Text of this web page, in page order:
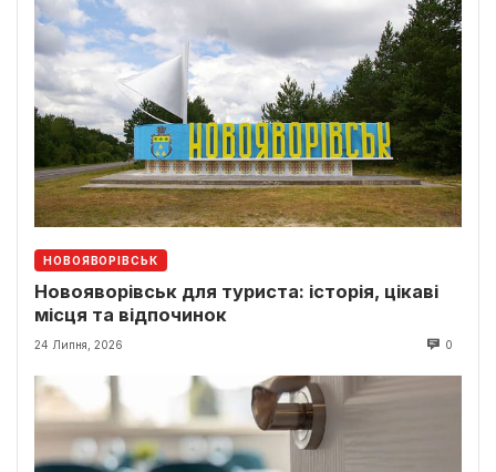
НОВОЯВОРІВСЬК
Новояворівськ для туриста: історія, цікаві
місця та відпочинок
24 Липня, 2026 0